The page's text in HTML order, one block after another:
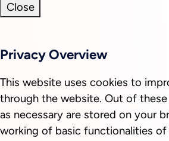
Close
Privacy Overview
This website uses cookies to
through the website. Out of
as necessary are stored on your
working of basic functionalities